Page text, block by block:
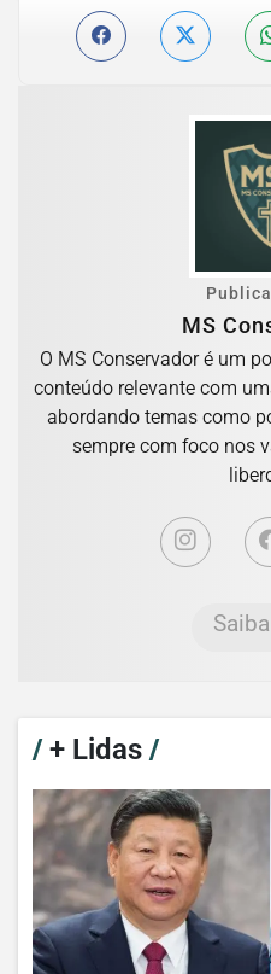
MS
O MS Conservador é um
conteúdo relevante com
abordando temas como
sempre com foco nos
/+ Lidas /